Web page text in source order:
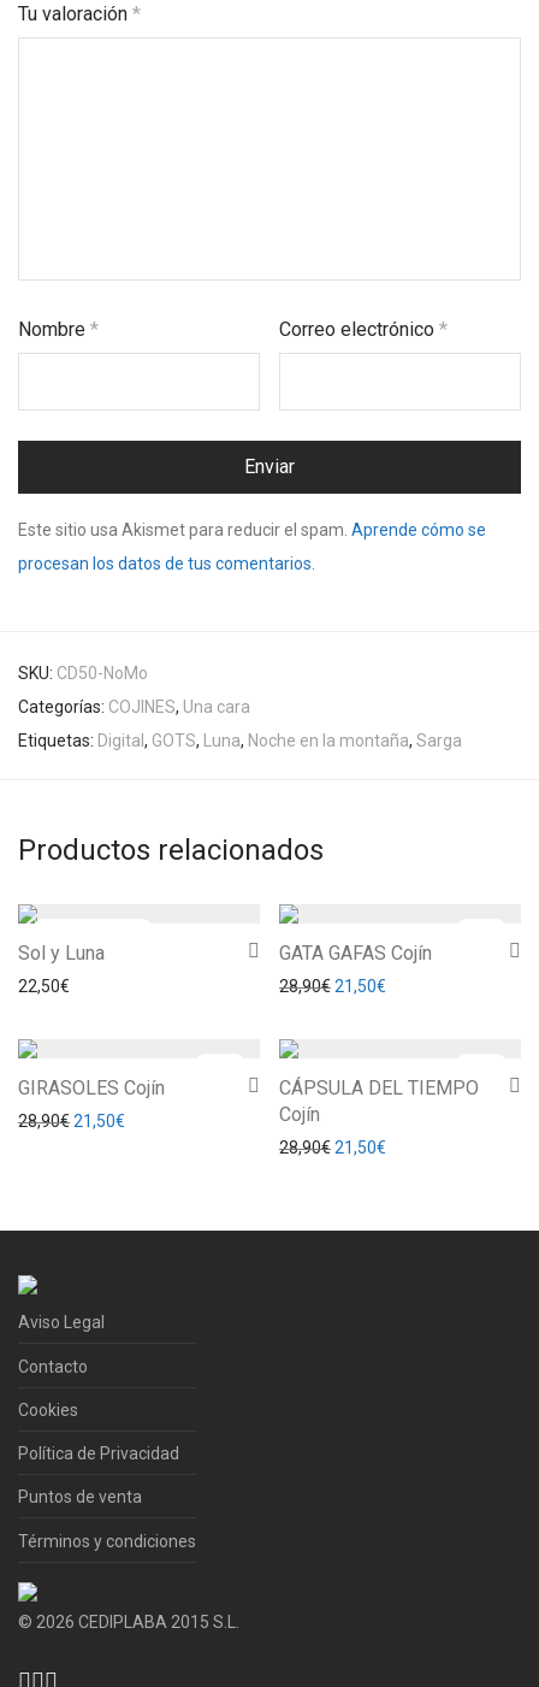
Tu valoración *
Nombre * Correo electrónico*
Este sitio usa Akismet para reducir el spam. Aprende cómo se
procesan los datos de tus comentarios.
SKU: CD50-NoMo
Categorías: COJINES, Una cara
Etiquetas: Digital , GOTS, Luna, Noche en la montaña, Sarga
Productos relacionados
Sol y Luna
22,50€
GATA GAFAS Cojín
28,90€El precio original era:
21,50€
GIRASOLES Cojín
28,90€El precio original era: 28,90€.
21,50€ El precio actual es: 21,50€.
CÁPSULA DEL TIEMPO
Cojín
28,90€El precio original era:
21,50€
Aviso Legal
Contacto
Cookies
Política de Privacidad
Puntos de venta
Términos y condiciones
© 2026 CEDIPLABA 2015 S.L.